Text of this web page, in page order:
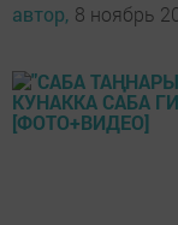
автор, 8 ноябрь